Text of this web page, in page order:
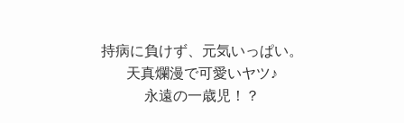
持病に負けず、元気いっぱい。
天真爛漫で可愛いヤツ♪
永遠の一歳児！？